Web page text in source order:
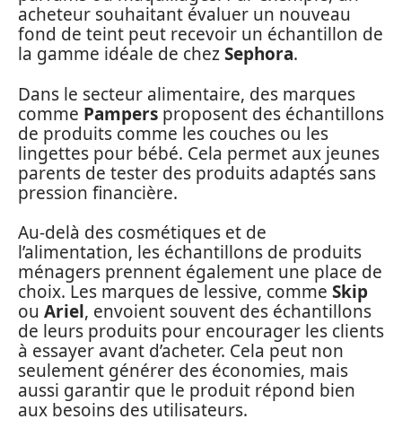
acheteur souhaitant évaluer un nouveau
fond de teint peut recevoir un échantillon de
la gamme idéale de chezSephora.
Dans le secteur alimentaire, des marques
comme Pampers proposent des échantillons
de produits comme les couches ou les
lingettes pour bébé. Cela permet aux jeunes
parents de tester des produits adaptés sans
pression financière.
Au-delà des cosmétiques et de
l’alimentation, les échantillons de produits
ménagers prennent également une place de
choix. Les marques de lessive, comme Skip
ou Ariel, envoient souvent des échantillons
de leurs produits pour encourager les clients
à essayer avant d’acheter. Cela peut non
seulement générer des économies, mais
aussi garantir que le produit répond bien
aux besoins des utilisateurs.